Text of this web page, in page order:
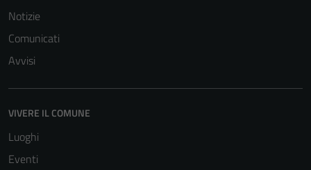
Notizie
Comunicati
Avvisi
VIVERE IL COMUNE
Luoghi
Eventi